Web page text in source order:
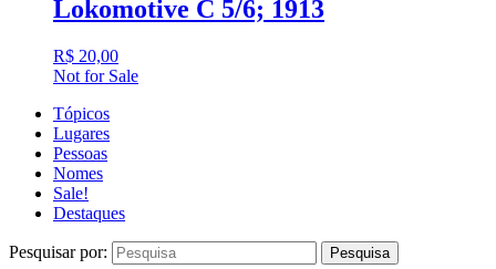
Lokomotive C 5/6; 1913
R$ 20,00
Not for Sale
Tópicos
Lugares
Pessoas
Nomes
Sale!
Destaques
Pesquisar por: